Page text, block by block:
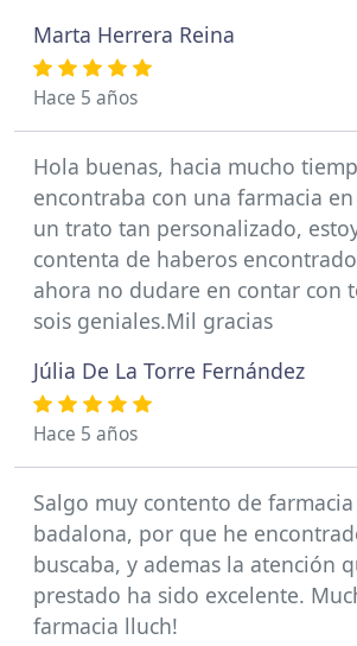
Marta Herrera Reina
Hace 5 años
Hola buenas, hacia mucho
encontraba con una farmacia
un trato tan personalizado,
contenta de haberos
ahora no dudare en contar con
sois geniales.Mil gracias
Júlia De La Torre Fernández
Hace 5 años
Salgo muy contento de
badalona, por que he
buscaba, y ademas la atención
prestado ha sido excelente.
farmacia lluch!